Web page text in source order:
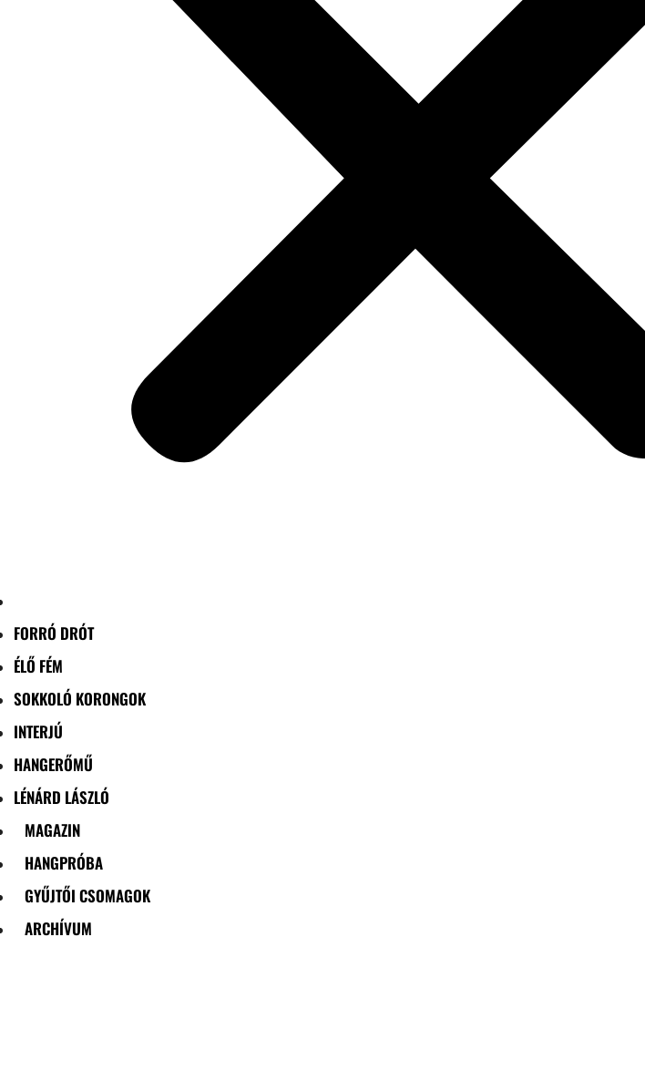
FORRÓ DRÓT
ÉLŐ FÉM
SOKKOLÓ KORONGOK
INTERJÚ
HANGERŐMŰ
LÉNÁRD LÁSZLÓ
MAGAZIN
HANGPRÓBA
GYŰJTŐI CSOMAGOK
ARCHÍVUM